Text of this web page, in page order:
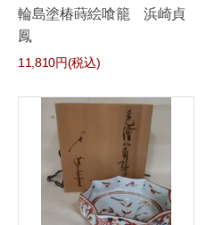
輪島塗椿蒔絵喰籠 浜崎貞
鳳
11,810円(税込)